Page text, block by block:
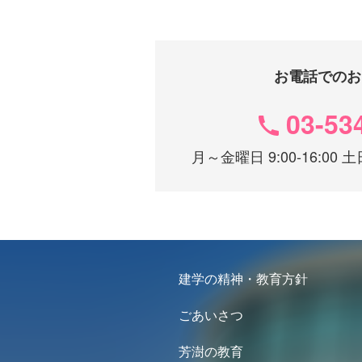
お電話での
03-
月～金曜日 9:00-16:00
建学の精神・教育方針
ごあいさつ
芳澍の教育